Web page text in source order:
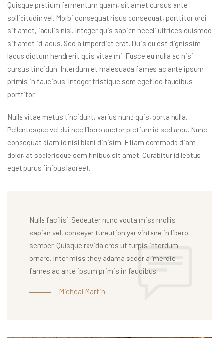
Quisque pretium fermentum quam, sit amet cursus ante
sollicitudin vel. Morbi consequat risus consequat, porttitor orci
sit amet, iaculis nisl. Integer quis sapien neceli ultrices euismod
sit amet id lacus. Sed a imperdiet erat. Duis eu est dignissim
lacus dictum hendrerit quis vitae mi. Fusce eu nulla ac nisi
cursus tincidun. Interdum et malesuada fames ac ante ipsum
primis in faucibus. Integer tristique sem eget leo faucibus
porttitor.
Nulla vitae metus tincidunt, varius nunc quis, porta nulla.
Pellentesque vel dui nec libero auctor pretium id sed arcu. Nunc
consequat diam id nisl blani dinisim. Etiam commodo diam
dolor, at scelerisque sem finibus sit amet. Curabitur id lectus
eget purus finibus laoreet.
Nulla facilisi. Sedeuter nunc vouta miss mollis
sapien vel, conseyer tureution yer vintane in libero
semper. Quisque ravida eros ut turpis interdum
ornare. Inter miss they adama seder a imerdie
fames ac ante ipsum primis in faucibus.
Micheal Martin